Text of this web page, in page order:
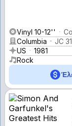
Vinyl 10-12''
Columbia
JC
US
1981
Rock